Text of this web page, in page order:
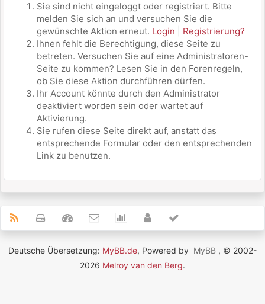
Sie sind nicht eingeloggt oder registriert. Bitte
melden Sie sich an und versuchen Sie die
gewünschte Aktion erneut. Login
Registrierung?
Ihnen fehlt die Berechtigung, diese Seite zu
betreten. Versuchen Sie auf eine Administratoren-
Seite zu kommen? Lesen Sie in den Forenregeln,
ob Sie diese Aktion durchführen dürfen.
Ihr Account könnte durch den Administrator
deaktiviert worden sein oder wartet auf
Aktivierung.
Sie rufen diese Seite direkt auf, anstatt das
entsprechende Formular oder den entsprechenden
Link zu benutzen.
Deutsche Übersetzung: MyBB.de, Powered by MyBB , © 2002-
2026 Melroy van den Berg.